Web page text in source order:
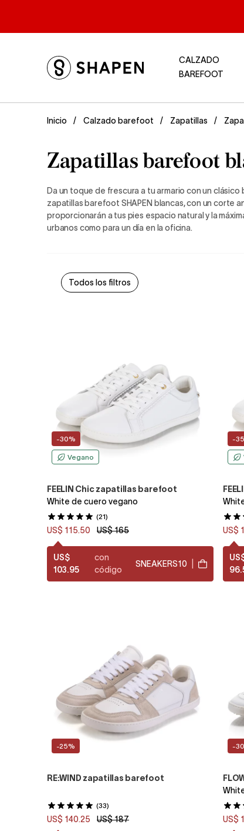
CALZADO
BAREFOOT
Inicio Calzado barefoot Zapatillas
Zapatillas barefoot
Da un toque de frescura a tu armario con un
zapatillas barefoot SHAPEN blancas, con un corte
proporcionarán a tus pies espacio natural y la
urbanos como para un día en la oficina.
Todos los filtros
-30%
Vegano
FEELIN Chic zapatillas barefoot
White de cuero vegano
(21)
US$ 115.50 US$ 165
US$
103.95
con
código
SNEAKERS10
-
US$
-25%
RE:WIND zapatillas barefoot
(33)
US$ 140.25 US$ 187
-
US$